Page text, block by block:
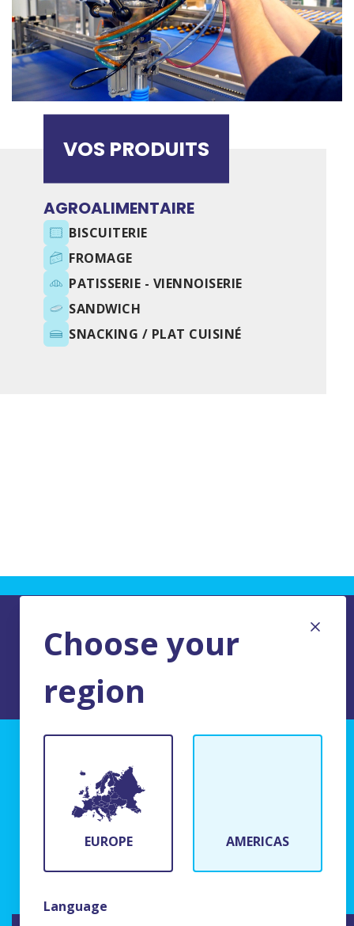
VOS PRODUITS
AGROALIMENTAIRE
BISCUITERIE
FROMAGE
PATISSERIE - VIENNOISERIE
SANDWICH
SNACKING / PLAT CUISINÉ
Choose your
region
EUROPE AMERICAS
Language
BFR Systems
24 rue du Bois Chaland
91090 Lisses, France